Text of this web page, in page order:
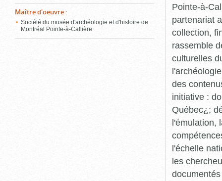
Maître d'oeuvre :
Société du musée d'archéologie et d'histoire de
Montréal Pointe-à-Callière
Pointe-à-
partenariat
collection,
rassemble
culturelles
des
initiative :
Québec¿;
l'émulation,
l'échelle
les